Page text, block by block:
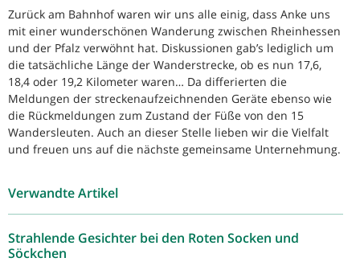
Zurück am Bahnhof waren wir uns alle einig, dass Anke uns
mit einer wunderschönen Wanderung zwischen Rheinhessen
und der Pfalz verwöhnt hat. Diskussionen gab’s lediglich um
die tatsächliche Länge der Wanderstrecke, ob es nun 17,6,
18,4 oder 19,2 Kilometer waren… Da differierten die
Meldungen der streckenaufzeichnenden Geräte ebenso wie
die Rückmeldungen zum Zustand der Füße von den 15
Wandersleuten. Auch an dieser Stelle lieben wir die Vielfalt
und freuen uns auf die nächste gemeinsame Unternehmung.
Verwandte Artikel
Strahlende Gesichter bei den Roten Socken und
Söckchen